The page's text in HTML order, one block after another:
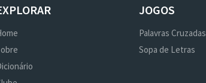
JOGOS
Palavras Cruzadas
Sopa de Letras